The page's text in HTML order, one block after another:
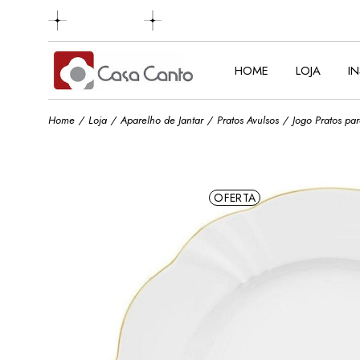
HOME LOJA
Home Loja Aparelho de Jantar Pratos Avulsos Jogo Pratos
OFERTA